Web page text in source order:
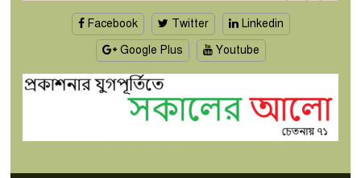
Facebook Twitter
Linkedin
Google Plus
Youtube